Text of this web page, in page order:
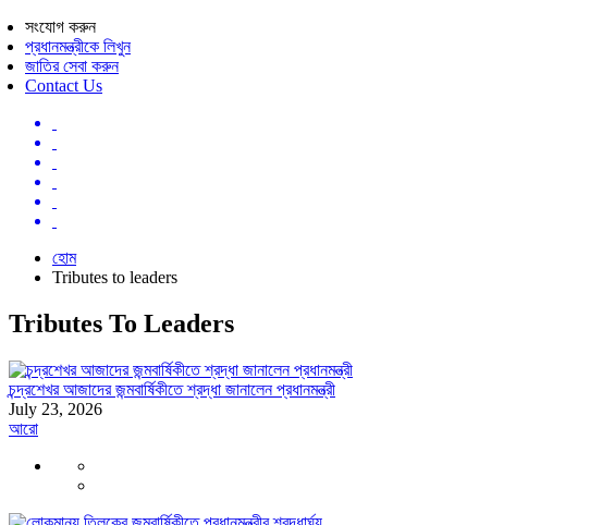
সংযোগ করুন
প্রধানমন্ত্রীকে লিখুন
জাতির সেবা করুন
Contact Us
হোম
Tributes to leaders
Tributes To Leaders
চন্দ্রশেখর আজাদের জন্মবার্ষিকীতে শ্রদ্ধা জানালেন প্রধানমন্ত্রী
July 23, 2026
আরো